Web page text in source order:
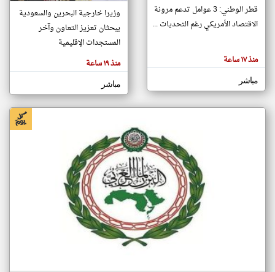
تغيير الدولة
مصادر الأخبار من البحرين
اخبار البحرين على مدار الساعة
أهم اخبار البحرين العاجلة والمباشرة
المقالات
الموجوده
هنا عن
وجهة
نظر
قطر الوطني: 3 عوامل تدعم مرونة
الاقتصاد الأمريكي رغم التحديات ...
منذ ١٧ ساعة
مباشر
وزيرا خارجية البحرين والسعودية
يبحثان تعزيز التعاون وآخر
المستجدات الإقليمية
منذ ١٩ ساعة
مباشر
klyoum.com